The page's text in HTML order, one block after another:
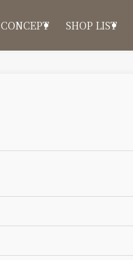
CONCEPT SHOP LIST